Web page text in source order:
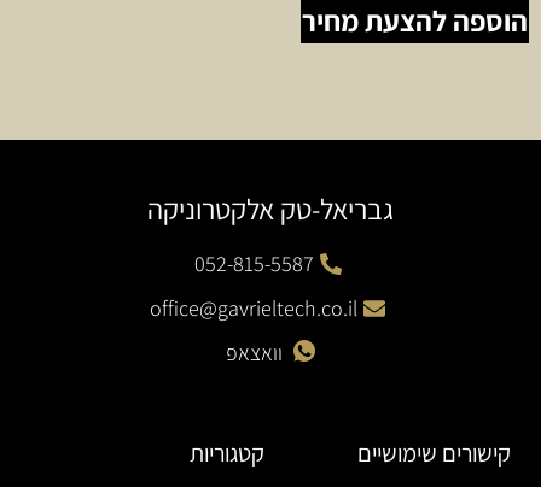
הוספה להצעת מחיר
גבריאל-טק אלקטרוניקה
052-815-5587
office@gavrieltech.co.il
וואצאפ
קישורים שימושיים קטגוריות